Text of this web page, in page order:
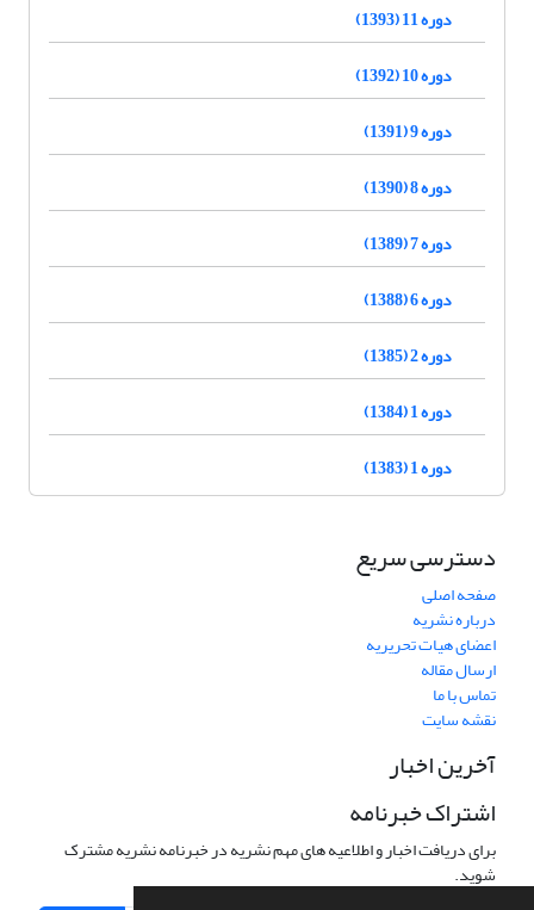
دوره 11 (1393)
دوره 10 (1392)
دوره 9 (1391)
دوره 8 (1390)
دوره 7 (1389)
دوره 6 (1388)
دوره 2 (1385)
دوره 1 (1384)
دوره 1 (1383)
دسترسی سریع
صفحه اصلی
درباره نشریه
اعضای هیات تحریریه
ارسال مقاله
تماس با ما
نقشه سایت
آخرین اخبار
اشتراک خبرنامه
برای دریافت اخبار و اطلاعیه های مهم نشریه در خبرنامه نشریه مشترک
شوید.